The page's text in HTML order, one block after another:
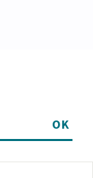
OK